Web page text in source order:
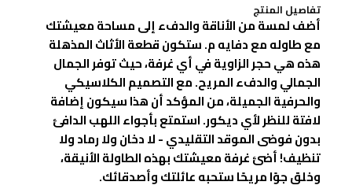
تفاصيل المنتج
أضف لمسة من الأناقة والدفء إلى مساحة معيشتك
مع طاوله مع دفايه م. ستكون قطعة الأثاث المذهلة
هذه هي حجر الزاوية في أي غرفة، حيث توفر الجمال
الجمالي والدفء المريح. مع التصميم الكلاسيكي
والحرفية الجميلة، من المؤكد أن هذا سيكون إضافة
لافتة للنظر لأي ديكور. استمتع بأجواء اللهب الدافئ
بدون فوضى الموقد التقليدي - لا دخان ولا رماد ولا
تنظيف! أضئ غرفة معيشتك بهذه الطاولة الأنيقة،
وخلق جوًا مريحًا ستحبه عائلتك وأصدقائك.